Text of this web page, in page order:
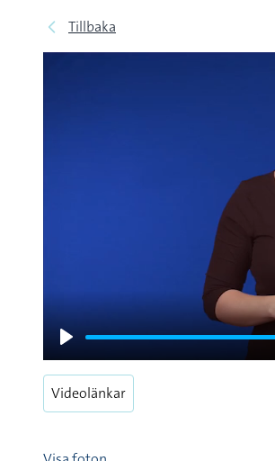
Tillbaka
Play
Videolänkar